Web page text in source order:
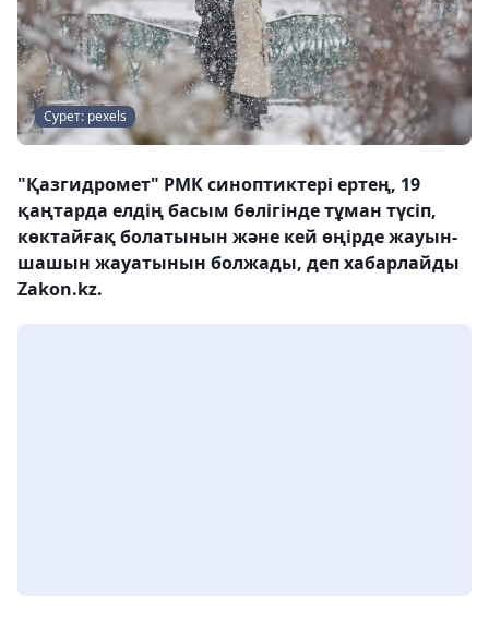
Сурет: pexels
"Қазгидромет" РМК синоптиктері ертең, 19
қаңтарда елдің басым бөлігінде тұман түсіп,
көктайғақ болатынын және кей өңірде жауын-
шашын жауатынын болжады, деп хабарлайды
Zakon.kz.